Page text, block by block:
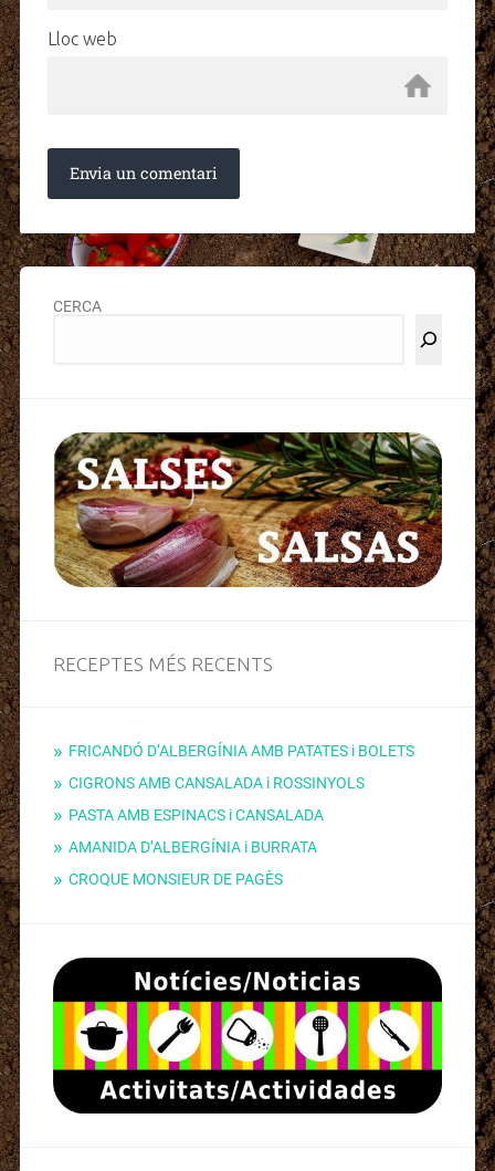
Lloc web
CERCA
RECEPTES MÉS RECENTS
FRICANDÓ D’ALBERGÍNIA AMB PATATES i BOLETS
CIGRONS AMB CANSALADA i ROSSINYOLS
PASTA AMB ESPINACS i CANSALADA
AMANIDA D’ALBERGÍNIA i BURRATA
CROQUE MONSIEUR DE PAGÈS